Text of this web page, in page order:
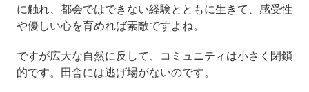
に触れ、都会ではできない経験とともに生きて、感受性
や優しい心を育めれば素敵ですよね。
ですが広大な自然に反して、コミュニティは小さく閉鎖
的です。田舎には逃げ場がないのです。